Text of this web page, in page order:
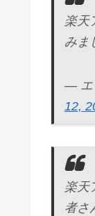
楽天
み
— エ
12,
楽天
者さ